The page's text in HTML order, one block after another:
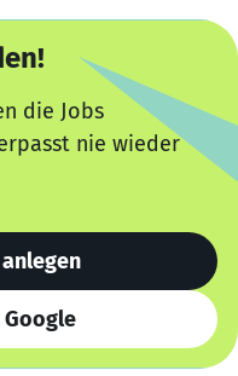
die Jobs
nie wieder